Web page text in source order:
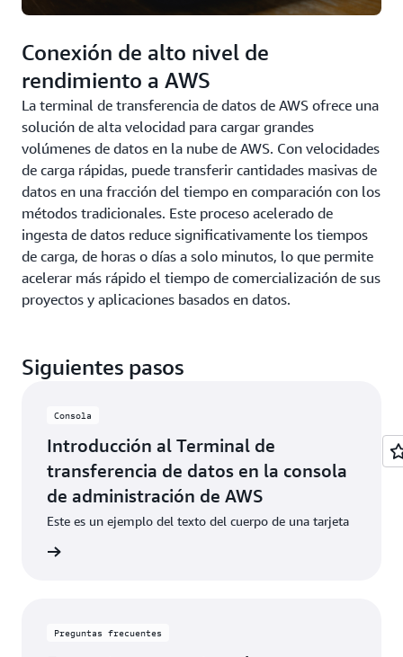
Conexión de alto nivel de
rendimiento a AWS
La terminal de transferencia de datos de AWS ofrece una
solución de alta velocidad para cargar grandes
volúmenes de datos en la nube de AWS. Con velocidades
de carga rápidas, puede transferir cantidades masivas de
datos en una fracción del tiempo en comparación con los
métodos tradicionales. Este proceso acelerado de
ingesta de datos reduce significativamente los tiempos
de carga, de horas o días a solo minutos, lo que permite
acelerar más rápido el tiempo de comercialización de sus
proyectos y aplicaciones basados en datos.
Siguientes pasos
Consola
Introducción al Terminal de
transferencia de datos en la consola
de administración de AWS
Este es un ejemplo del texto del cuerpo de una tarjeta
Preguntas frecuentes